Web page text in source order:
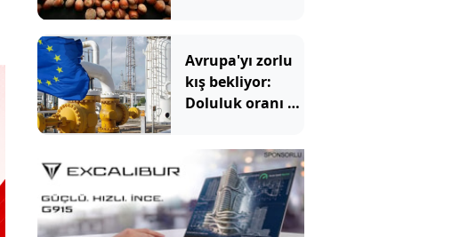
Avrupa'yı zorlu
kış bekliyor:
Doluluk oranı 15
düşüğünde